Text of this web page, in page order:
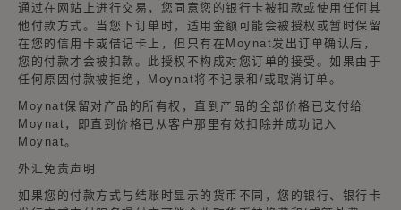
通过在网站上进行交易，您同意您的银行卡被扣款或使用任何其
他付款方式。当您下订单时，适用金额可能会被授权或暂时保留
在您的信用卡或借记卡上，但只有在Moynat发出订单确认后，
您的付款才会被扣款。此授权不构成对您订单的接受。如果由于
任何原因付款被拒绝，Moynat将不记录和/或取消订单。
Moynat保留对产品的所有权，直到产品的全部价格已支付给
Moynat，即直到价格已从客户那里有效扣除并成功记入
Moynat。
外汇免责声明
如果您的付款方式与结账时显示的货币不同，您的银行、银行卡